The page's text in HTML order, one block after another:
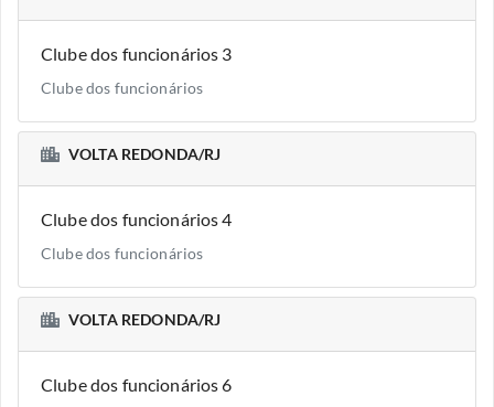
Clube dos funcionários 3
Clube dos funcionários
VOLTA REDONDA/RJ
Clube dos funcionários 4
Clube dos funcionários
VOLTA REDONDA/RJ
Clube dos funcionários 6